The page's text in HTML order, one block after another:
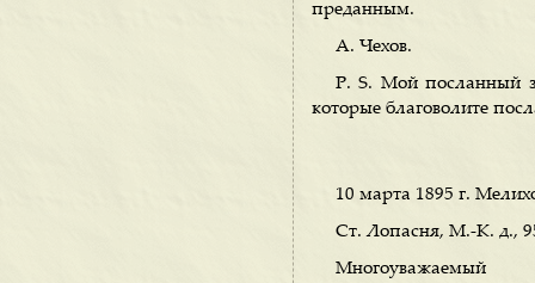
преданным.
А. Чехов.
Р. S. Мой посланный
которые благоволите
10 марта 1895 г.
Ст. Лопасня, М.-К. д.,
Многоуважаемый